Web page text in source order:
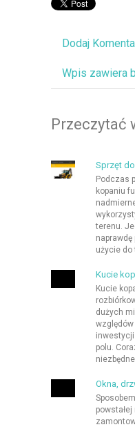
Dodaj
Wpis zawiera
Przeczytać
Sprzęt
Podczas
kopaniu
terenu.
użycie do
Kucie
Kucie
dużych
polu.
Okna,